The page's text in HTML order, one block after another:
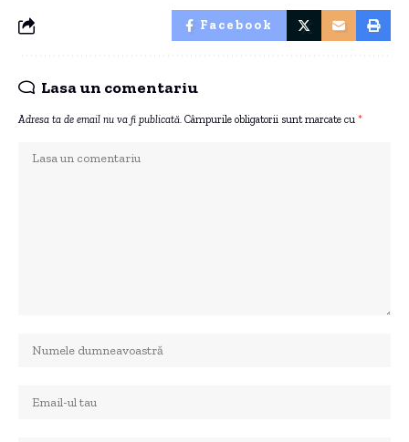
Facebook
Lasa un comentariu
Adresa ta de email nu va fi publicată. Câmpurile obligatorii sunt marcate cu *